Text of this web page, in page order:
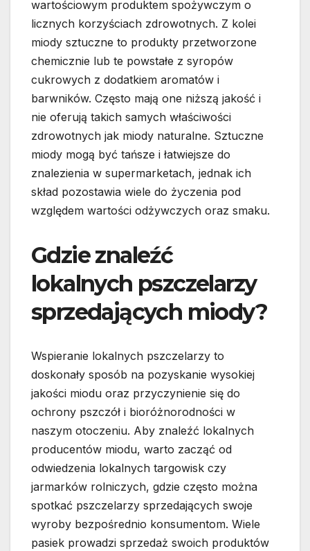
wartościowym produktem spożywczym o
licznych korzyściach zdrowotnych. Z kolei
miody sztuczne to produkty przetworzone
chemicznie lub te powstałe z syropów
cukrowych z dodatkiem aromatów i
barwników. Często mają one niższą jakość i
nie oferują takich samych właściwości
zdrowotnych jak miody naturalne. Sztuczne
miody mogą być tańsze i łatwiejsze do
znalezienia w supermarketach, jednak ich
skład pozostawia wiele do życzenia pod
względem wartości odżywczych oraz smaku.
Gdzie znaleźć
lokalnych pszczelarzy
sprzedających miody?
Wspieranie lokalnych pszczelarzy to
doskonały sposób na pozyskanie wysokiej
jakości miodu oraz przyczynienie się do
ochrony pszczół i bioróżnorodności w
naszym otoczeniu. Aby znaleźć lokalnych
producentów miodu, warto zacząć od
odwiedzenia lokalnych targowisk czy
jarmarków rolniczych, gdzie często można
spotkać pszczelarzy sprzedających swoje
wyroby bezpośrednio konsumentom. Wiele
pasiek prowadzi sprzedaż swoich produktów